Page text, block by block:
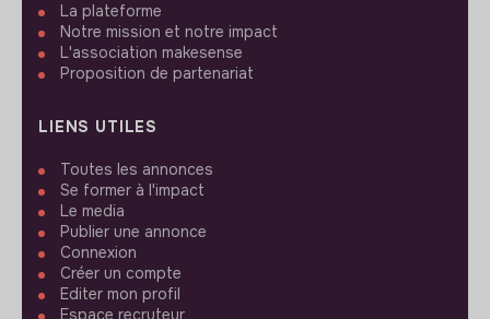
La plateforme
Notre mission et notre impact
L'association makesense
Proposition de partenariat
LIENS UTILES
Toutes les annonces
Se former à l'impact
Le media
Publier une annonce
Connexion
Créer un compte
Editer mon profil
Espace recruteur